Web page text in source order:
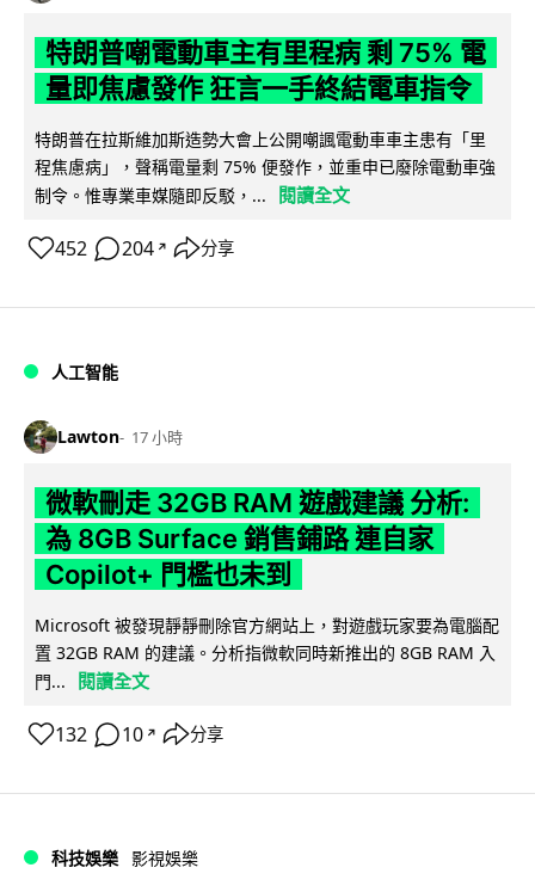
特朗普嘲電動車主有里程病 剩 75% 電
量即焦慮發作 狂言一手終結電車指令
特朗普在拉斯維加斯造勢大會上公開嘲諷電動車車主患有「里
程焦慮病」，聲稱電量剩 75% 便發作，並重申已廢除電動車強
制令。惟專業車媒隨即反駁，...
閱讀全文
452 204 ↗ 分享
人工智能
Lawton 17 小時
微軟刪走 32GB RAM 遊戲建議 分析:
為 8GB Surface 銷售鋪路 連自家
Copilot+ 門檻也未到
Microsoft 被發現靜靜刪除官方網站上，對遊戲玩家要為電腦配
置 32GB RAM 的建議。分析指微軟同時新推出的 8GB RAM 入
門...
閱讀全文
132 10 ↗ 分享
科技娛樂 影視娛樂